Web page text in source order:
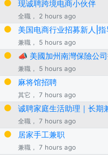
现诚聘跨境电商小伙伴
全職， 2 hours ago
美国电商行业招募新人|指
兼職， 5 hours ago
📣 美國加州南灣保險公
兼職， 5 hours ago
麻将馆招聘
其它， 7 hours ago
诚聘家庭生活助理｜长期
全職， 7 hours ago
居家手工兼职
兼職， 7 hours ago